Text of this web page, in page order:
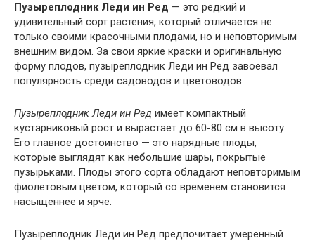
Пузыреплодник Леди ин Ред — это редкий и
удивительный сорт растения, который отличается не
только своими красочными плодами, но и неповторимым
внешним видом. За свои яркие краски и оригинальную
форму плодов, пузыреплодник Леди ин Ред завоевал
популярность среди садоводов и цветоводов.
Пузыреплодник Леди ин Ред имеет компактный
кустарниковый рост и вырастает до 60-80 см в высоту.
Его главное достоинство — это нарядные плоды,
которые выглядят как небольшие шары, покрытые
пузырьками. Плоды этого сорта обладают неповторимым
фиолетовым цветом, который со временем становится
насыщеннее и ярче.
Пузыреплодник Леди ин Ред предпочитает умеренный